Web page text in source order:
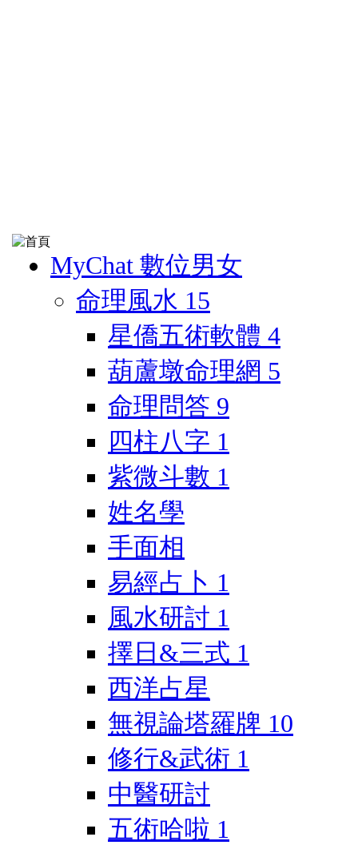
MyChat 數位男女
命理風水 15
星僑五術軟體 4
葫蘆墩命理網 5
命理問答 9
四柱八字 1
紫微斗數 1
姓名學
手面相
易經占卜 1
風水研討 1
擇日&三式 1
西洋占星
無視論塔羅牌 10
修行&武術 1
中醫研討
五術哈啦 1